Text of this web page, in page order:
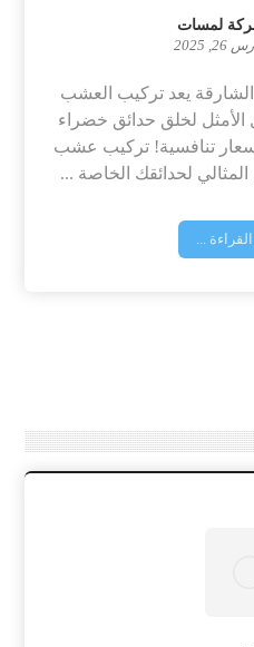
لمسات
26, 2025
يعد تركيب العشب
الأمثل لخلق حدائق خضراء
تنافسية! تركيب عشب
لحدائقك الخاصة ...
...